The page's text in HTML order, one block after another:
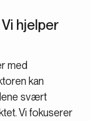
hjelper
med
kan
svært
Vi fokuserer